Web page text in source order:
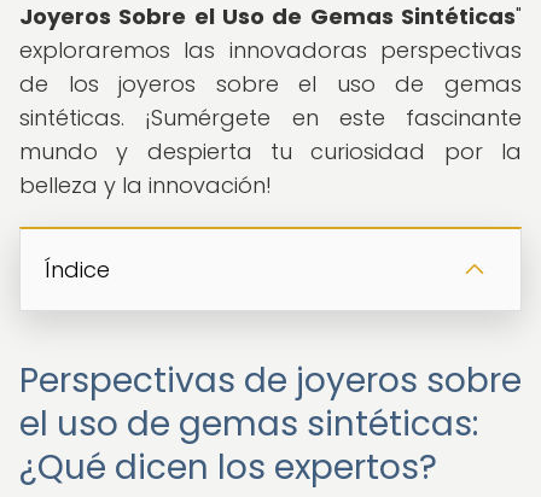
Joyeros Sobre el Uso de Gemas Sintéticas"
exploraremos las innovadoras perspectivas
de los joyeros sobre el uso de gemas
sintéticas. ¡Sumérgete en este fascinante
mundo y despierta tu curiosidad por la
belleza y la innovación!
Índice
Perspectivas de joyeros sobre
el uso de gemas sintéticas:
¿Qué dicen los expertos?